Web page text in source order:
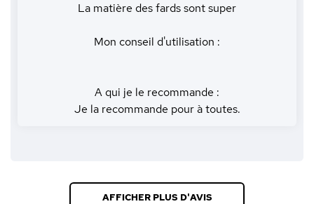
La matière des fards sont super
Mon conseil d'utilisation :
A qui je le recommande :
Je la recommande pour à toutes.
AFFICHER PLUS D'AVIS